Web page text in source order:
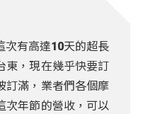
次有高達10天的超長
東，現在幾乎快要訂
訂滿，業者們各個摩
次年節的營收，可以